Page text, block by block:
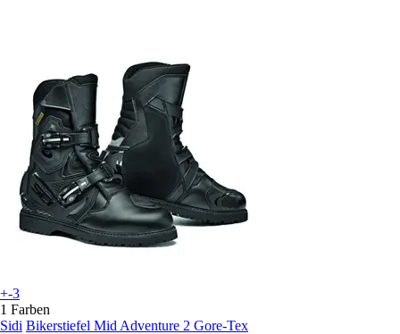
+-3
1 Farben
Sidi Bikerstiefel Mid Adventure 2 Gore-Tex